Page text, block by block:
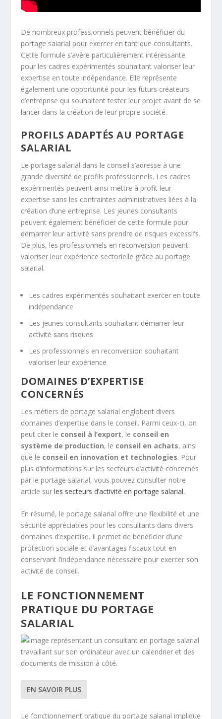
De nombreux professionnels peuvent bénéficier du
portage salarial pour exercer en tant que consultants.
Cette formule s’avère particulièrement intéressante
pour les cadres expérimentés souhaitant valoriser leur
expertise en toute indépendance. Elle représente
également une opportunité pour les futurs créateurs
d’entreprise qui souhaitent tester leur projet avant de se
lancer dans la création de leur propre société.
PROFILS ADAPTÉS AU PORTAGE
SALARIAL
Le portage salarial dans le conseil s’adresse à une
grande diversité de profils professionnels. Les cadres
expérimentés peuvent ainsi mettre à profit leur
expertise sans les contraintes administratives liées à la
création d’une entreprise. Les jeunes consultants
peuvent également bénéficier de cette formule pour
démarrer leur activité sans prendre de risques excessifs.
De plus, les professionnels en reconversion peuvent
valoriser leur expérience sectorielle grâce au portage
salarial.
Les cadres expérimentés souhaitant exercer en toute
indépendance
Les jeunes consultants souhaitant démarrer leur
activité sans risques
Les professionnels en reconversion souhaitant
valoriser leur expérience
DOMAINES D’EXPERTISE
CONCERNÉS
Les métiers de portage salarial englobent divers
domaines d’expertise dans le conseil. Parmi ceux-ci, on
peut citer le conseil à l’export, le conseil en
système de production, le conseil en achats, ainsi
que le conseil en innovation et technologies. Pour
plus d’informations sur les secteurs d’activité concernés
par le portage salarial, vous pouvez consulter notre
article surles secteurs d’activité en portage salarial.
En résumé, le portage salarial offre une flexibilité et une
sécurité appréciables pour les consultants dans divers
domaines d’expertise. Il permet de bénéficier d’une
protection sociale et d’avantages fiscaux tout en
conservant l’indépendance nécessaire pour exercer son
activité de conseil.
LE FONCTIONNEMENT
PRATIQUE DU PORTAGE
SALARIAL
EN SAVOIR PLUS
Le fonctionnement pratique du portage salarial implique